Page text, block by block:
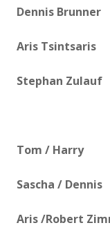
Dennis
Aris
Stephan
Tom /
Sascha /
Aris /Robert